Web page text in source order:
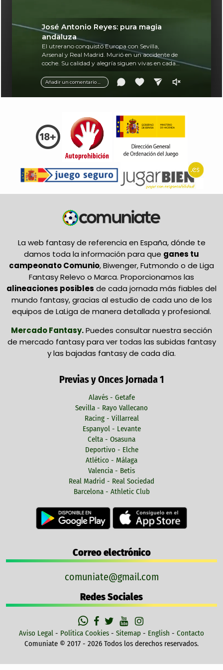
Añadir un comentario ...
José Antonio Reyes: pura magia
andaluza
El utrerano conquistó Europa con Sevilla,
Arsenal y Real Madrid. Murió en un accidente de
coche. Su calidad y alegría siguen vivas en cada
La web fantasy de referencia en España, dónde te
damos toda la información para que ganes tu
campeonato Comunio, Biwenger, Futmondo o de Liga
Fantasy Relevo o Marca. Proporcionamos las
alineaciones posibles de cada jornada más fiables del
mundo fantasy, gracias al estudio de cada uno de los
equipos de LaLiga de manera detallada y profesional.
Mercado Fantasy.Puedes consultar nuestra sección
de mercado fantasy para ver todas las subidas fantasy
y las bajadas fantasy de cada día.
Previas y Onces Jornada 1
Alavés - Getafe
Sevilla - Rayo Vallecano
Racing - Villarreal
Espanyol - Levante
Celta - Osasuna
Deportivo - Elche
Atlético - Málaga
Valencia - Betis
Real Madrid - Real Sociedad
Barcelona - Athletic Club
Correo electrónico
comuniate@gmail.com
Redes Sociales
Aviso Legal - Política Cookies - Sitemap - English - Contacto
Comuniate © 2017 - 2026 Todos los derechos reservados.